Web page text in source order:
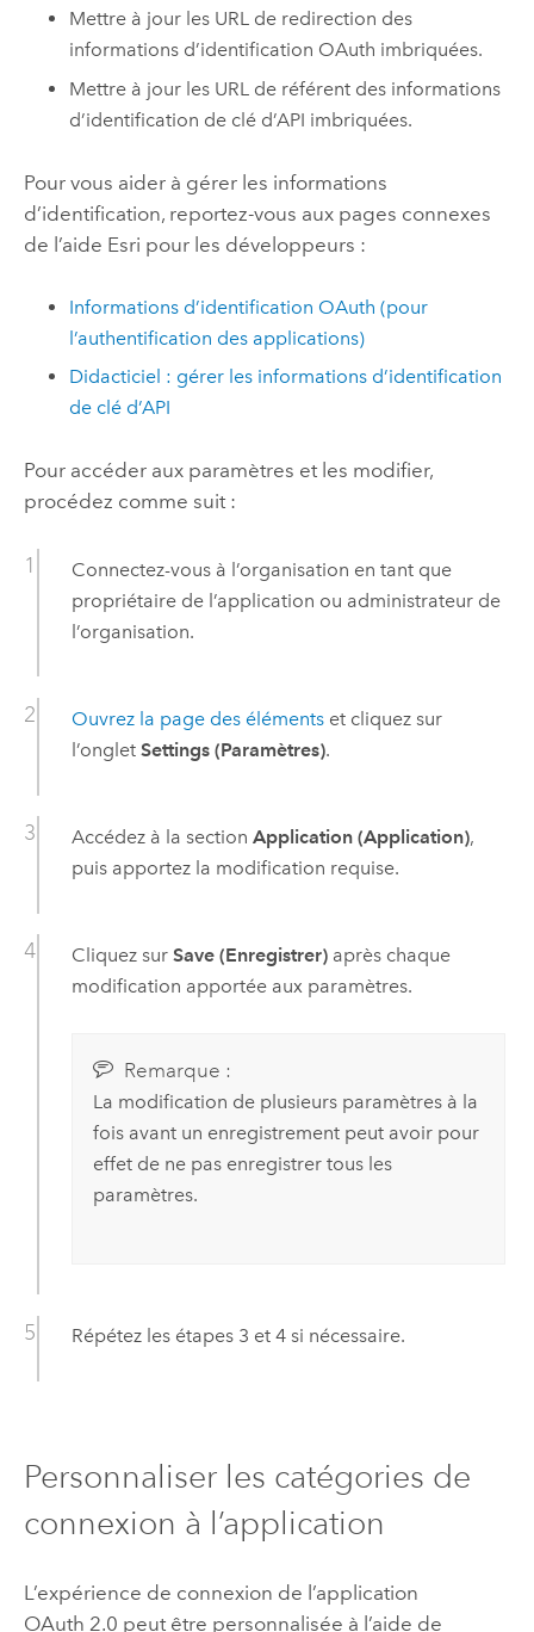
Mettre à jour les URL de redirection des
informations d’identification OAuth imbriquées.
Mettre à jour les URL de référent des informations
d’identification de clé d’API imbriquées.
Pour vous aider à gérer les informations
d’identification, reportez-vous aux pages connexes
de l’aide Esri pour les développeurs :
Informations d’identification OAuth (pour
l’authentification des applications)
Didacticiel : gérer les informations d’identification
de clé d’API
Pour accéder aux paramètres et les modifier,
procédez comme suit :
Connectez-vous à l’organisation en tant que
propriétaire de l’application ou administrateur de
l’organisation.
Ouvrez la page des élémentset cliquez sur
l’onglet Settings (Paramètres).
Accédez à la section Application (Application),
puis apportez la modification requise.
Cliquez sur Save (Enregistrer)après chaque
modification apportée aux paramètres.
Remarque :
La modification de plusieurs paramètres à la
fois avant un enregistrement peut avoir pour
effet de ne pas enregistrer tous les
paramètres.
Répétez les étapes 3 et 4 si nécessaire.
Personnaliser les catégories de
connexion à l’application
L’expérience de connexion de l’application
OAuth 2.0 peut être personnalisée à l’aide de